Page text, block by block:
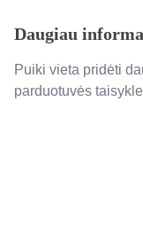
Daugiau
Puiki vieta pridėti
parduotuvės